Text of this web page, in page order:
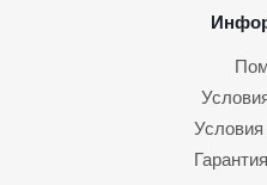
Условия